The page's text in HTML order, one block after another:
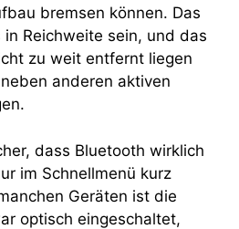
bremsen können. Das
Reichweite sein, und das
zu weit entfernt liegen
anderen aktiven
dass Bluetooth wirklich
im Schnellmenü kurz
Geräten ist die
optisch eingeschaltet,